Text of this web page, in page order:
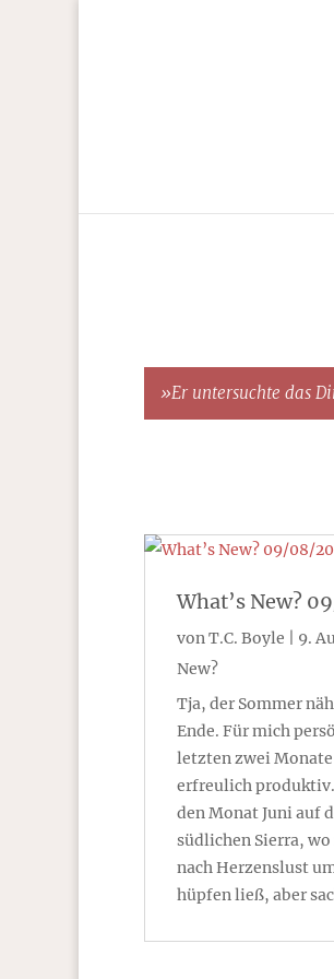
»Er untersuchte das
What’s New?
vonT.C. Boyle 9.
New?
Tja, der Sommer
Ende. Für mich
letzten zwei
erfreulich
den Monat Juni auf
südlichen Sierra,
nach Herzenslust
hüpfen ließ, aber